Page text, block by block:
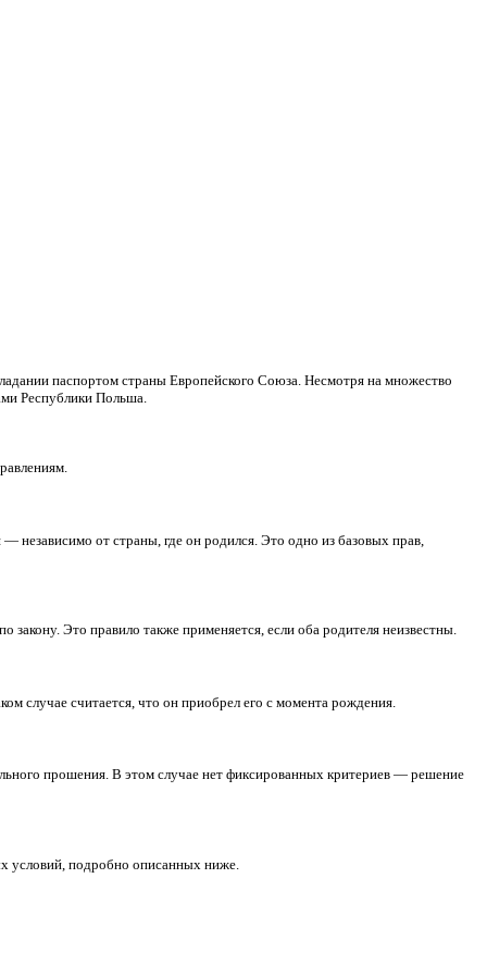
жизни в Польше или обладании паспортом страны
Польши с момента рождения — независимо от страны, где он